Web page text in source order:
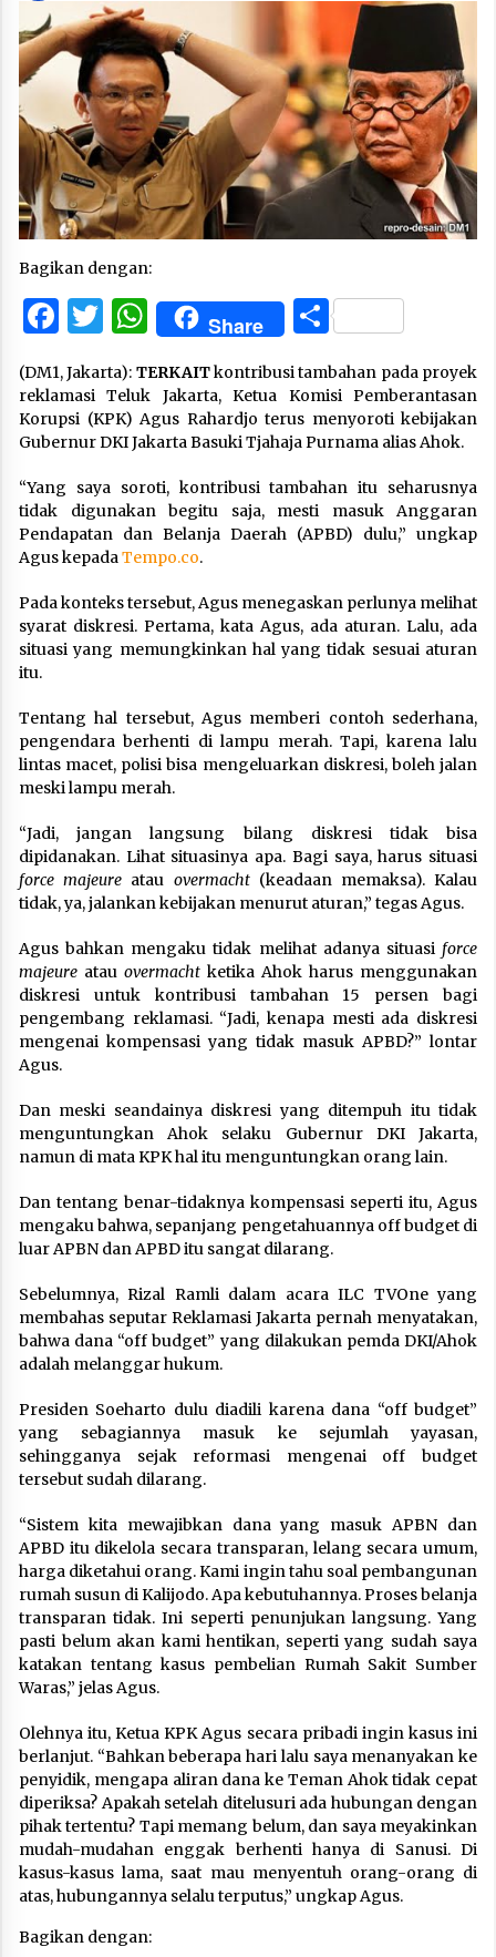
Bagikan dengan:
Facebook
Twitter
WhatsApp
Share Share
(DM1, Jakarta): TERKAITkontribusi tambahan pada proyek
reklamasi Teluk Jakarta, Ketua Komisi Pemberantasan
Korupsi (KPK) Agus Rahardjo terus menyoroti kebijakan
Gubernur DKI Jakarta Basuki Tjahaja Purnama alias Ahok.
“Yang saya soroti, kontribusi tambahan itu seharusnya
tidak digunakan begitu saja, mesti masuk Anggaran
Pendapatan dan Belanja Daerah (APBD) dulu,” ungkap
Agus kepadaTempo.co.
Pada konteks tersebut, Agus menegaskan perlunya melihat
syarat diskresi. Pertama, kata Agus, ada aturan. Lalu, ada
situasi yang memungkinkan hal yang tidak sesuai aturan
itu.
Tentang hal tersebut, Agus memberi contoh sederhana,
pengendara berhenti di lampu merah. Tapi, karena lalu
lintas macet, polisi bisa mengeluarkan diskresi, boleh jalan
meski lampu merah.
“Jadi, jangan langsung bilang diskresi tidak bisa
dipidanakan. Lihat situasinya apa. Bagi saya, harus situasi
force majeure atau overmacht(keadaan memaksa). Kalau
tidak, ya, jalankan kebijakan menurut aturan,” tegas Agus.
Agus bahkan mengaku tidak melihat adanya situasi force
majeure atau overmacht ketika Ahok harus menggunakan
diskresi untuk kontribusi tambahan 15 persen bagi
pengembang reklamasi. “Jadi, kenapa mesti ada diskresi
mengenai kompensasi yang tidak masuk APBD?” lontar
Agus.
Dan meski seandainya diskresi yang ditempuh itu tidak
menguntungkan Ahok selaku Gubernur DKI Jakarta,
namun di mata KPK hal itu menguntungkan orang lain.
Dan tentang benar-tidaknya kompensasi seperti itu, Agus
mengaku bahwa, sepanjang pengetahuannya off budget di
luar APBN dan APBD itu sangat dilarang.
Sebelumnya, Rizal Ramli dalam acara ILC TVOne yang
membahas seputar Reklamasi Jakarta pernah menyatakan,
bahwa dana “off budget” yang dilakukan pemda DKI/Ahok
adalah melanggar hukum.
Presiden Soeharto dulu diadili karena dana “off budget”
yang sebagiannya masuk ke sejumlah yayasan,
sehingganya sejak reformasi mengenai off budget
tersebut sudah dilarang.
“Sistem kita mewajibkan dana yang masuk APBN dan
APBD itu dikelola secara transparan, lelang secara umum,
harga diketahui orang. Kami ingin tahu soal pembangunan
rumah susun di Kalijodo. Apa kebutuhannya. Proses belanja
transparan tidak. Ini seperti penunjukan langsung. Yang
pasti belum akan kami hentikan, seperti yang sudah saya
katakan tentang kasus pembelian Rumah Sakit Sumber
Waras,” jelas Agus.
Olehnya itu, Ketua KPK Agus secara pribadi ingin kasus ini
berlanjut. “Bahkan beberapa hari lalu saya menanyakan ke
penyidik, mengapa aliran dana ke Teman Ahok tidak cepat
diperiksa? Apakah setelah ditelusuri ada hubungan dengan
pihak tertentu? Tapi memang belum, dan saya meyakinkan
mudah-mudahan enggak berhenti hanya di Sanusi. Di
kasus-kasus lama, saat mau menyentuh orang-orang di
atas, hubungannya selalu terputus,” ungkap Agus.
Bagikan dengan: